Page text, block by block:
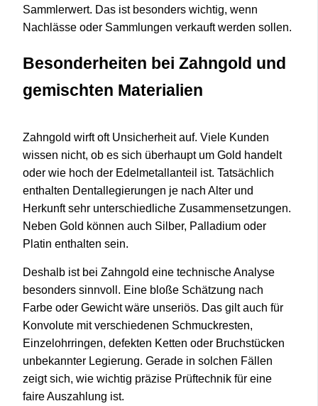
Sammlerwert. Das ist besonders wichtig, wenn
Nachlässe oder Sammlungen verkauft werden sollen.
Besonderheiten bei Zahngold und
gemischten Materialien
Zahngold wirft oft Unsicherheit auf. Viele Kunden
wissen nicht, ob es sich überhaupt um Gold handelt
oder wie hoch der Edelmetallanteil ist. Tatsächlich
enthalten Dentallegierungen je nach Alter und
Herkunft sehr unterschiedliche Zusammensetzungen.
Neben Gold können auch Silber, Palladium oder
Platin enthalten sein.
Deshalb ist bei Zahngold eine technische Analyse
besonders sinnvoll. Eine bloße Schätzung nach
Farbe oder Gewicht wäre unseriös. Das gilt auch für
Konvolute mit verschiedenen Schmuckresten,
Einzelohrringen, defekten Ketten oder Bruchstücken
unbekannter Legierung. Gerade in solchen Fällen
zeigt sich, wie wichtig präzise Prüftechnik für eine
faire Auszahlung ist.